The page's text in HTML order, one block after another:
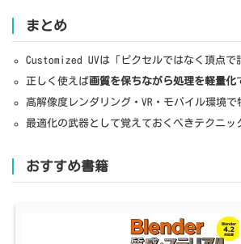
まとめ
Customized UVは「ピクセルではなく頂点で
正しく使えば画質を保ちながら処理を軽量化
高解像度レンダリング・VR・モバイル環境で
最適化の武器として覚えておくべきテクニッ
おすすめ書籍